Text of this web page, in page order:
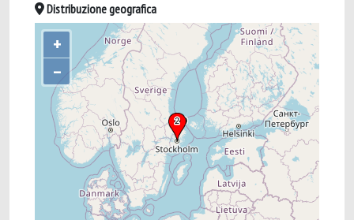
Distribuzione geografica
+
–